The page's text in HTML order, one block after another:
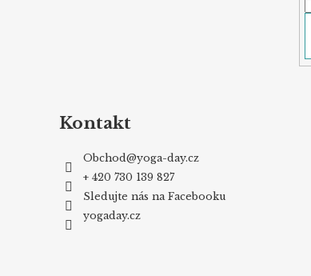
Kontakt
Obchod@yoga-day.cz
+ 420 730 139 827
Sledujte nás na Facebooku
yogaday.cz